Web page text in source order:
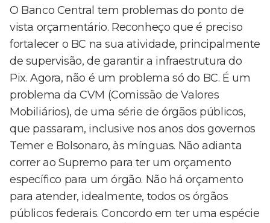
O Banco Central tem problemas do ponto de
vista orçamentário. Reconheço que é preciso
fortalecer o BC na sua atividade, principalmente
de supervisão, de garantir a infraestrutura do
Pix. Agora, não é um problema só do BC. É um
problema da CVM (Comissão de Valores
Mobiliários), de uma série de órgãos públicos,
que passaram, inclusive nos anos dos governos
Temer e Bolsonaro, às mínguas. Não adianta
correr ao Supremo para ter um orçamento
específico para um órgão. Não há orçamento
para atender, idealmente, todos os órgãos
públicos federais. Concordo em ter uma espécie